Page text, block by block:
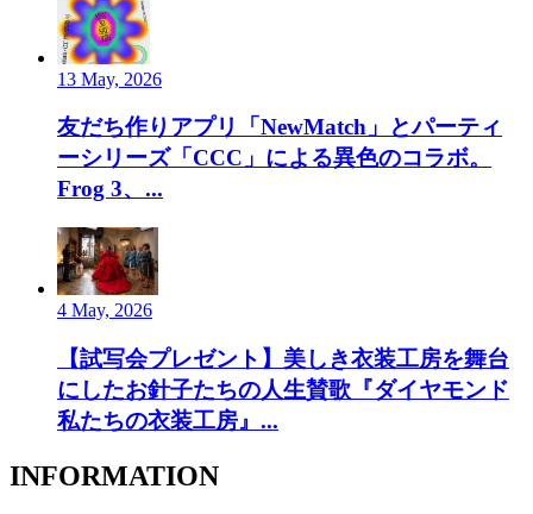
13 May, 2026
友だち作りアプリ「NewMatch」とパーティ
ーシリーズ「CCC」による異色のコラボ。
Frog 3、...
4 May, 2026
【試写会プレゼント】美しき衣装工房を舞台
にしたお針子たちの人生賛歌『ダイヤモンド
私たちの衣装工房』...
INFORMATION